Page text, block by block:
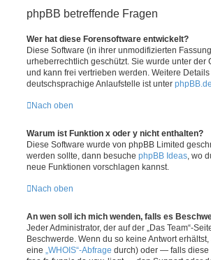
phpBB betreffende Fragen
Wer hat diese Forensoftware entwickelt?
Diese Software (in ihrer unmodifizierten
urheberrechtlich geschützt. Sie wurde unter der
und kann frei vertrieben werden. Weitere Details
deutschsprachige Anlaufstelle ist unter phpBB.de
Nach oben
Warum ist Funktion x oder y nicht enthalten?
Diese Software wurde von phpBB Limited
werden sollte, dann besuche phpBB Ideas , wo
neue Funktionen vorschlagen kannst.
Nach oben
An wen soll ich mich wenden, falls es
Jeder Administrator, der auf der „Das Team“-
Beschwerde. Wenn du so keine Antwort
eine „WHOIS“-Abfrage durch) oder — falls diese